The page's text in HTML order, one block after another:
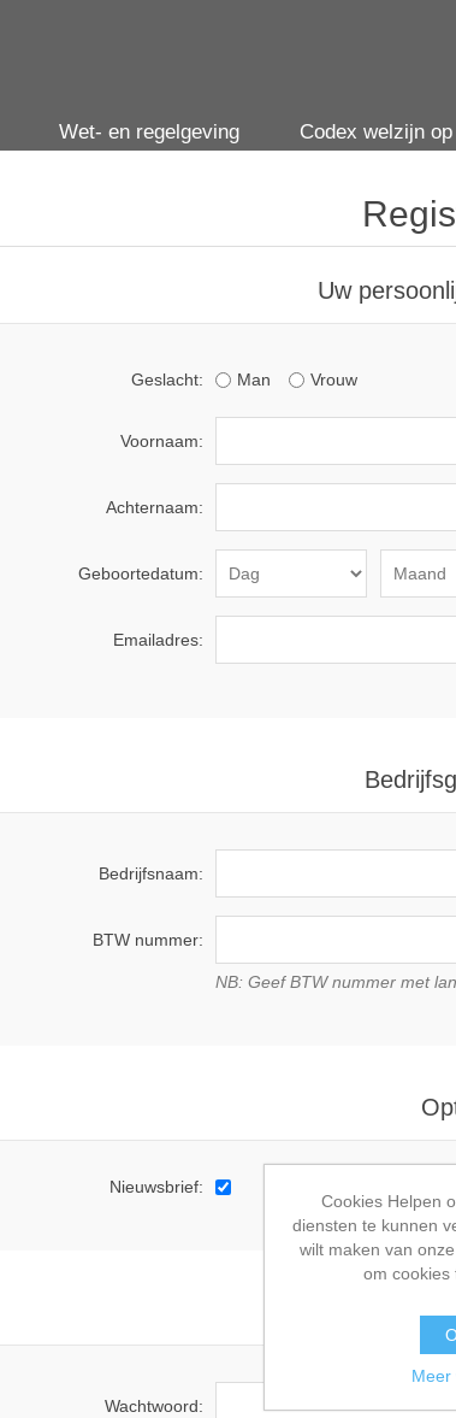
Wet- en regelgeving Codex welzijn
Uw
Geslacht: Man Vrouw
Voornaam:
Achternaam:
Geboortedatum:
Emailadres:
Bedrijfsnaam:
BTW nummer:
NB: Geef BTW nummer met
Nieuwsbrief:
Uw
Wachtwoord:
Cookies Helpen
diensten te kunnen
wilt maken van
om cookies
Meer